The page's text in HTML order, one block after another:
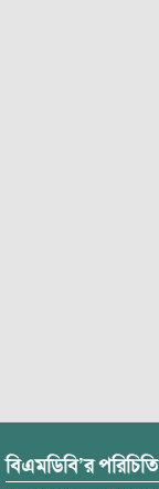
বিএমডিবি’র পরিচিতি